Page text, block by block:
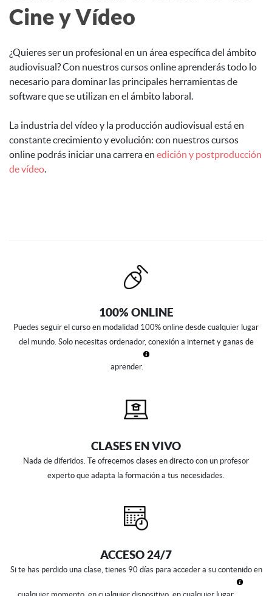
Cine y Vídeo
¿Quieres ser un profesional en un área específica del ámbito
audiovisual? Con nuestros cursos online aprenderás todo lo
necesario para dominar las principales herramientas de
software que se utilizan en el ámbito laboral.
La industria del vídeo y la producción audiovisual está en
constante crecimiento y evolución: con nuestros cursos
online podrás iniciar una carrera en edición y postproducción
de vídeo.
100% ONLINE
Puedes seguir el curso en modalidad 100% online desde cualquier lugar
del mundo. Solo necesitas ordenador, conexión a internet y ganas de
aprender.
CLASES EN VIVO
Nada de diferidos. Te ofrecemos clases en directo con un profesor
experto que adapta la formación a tus necesidades.
ACCESO 24/7
Si te has perdido una clase, tienes 90 días para acceder a su contenido en